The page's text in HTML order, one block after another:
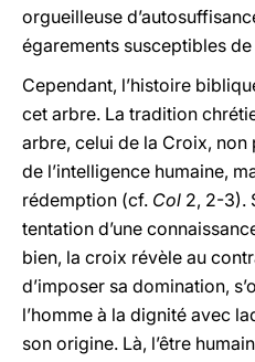
orgueilleuse
égarements susceptibles
Cependant, l’histoire
cet arbre. La tradition
arbre, celui de la Croix,
de l’intelligence humaine,
rédemption (cf. Col 2, 2-3).
tentation d’une
bien, la croix révèle au
d’imposer sa domination,
l’homme à la dignité avec
son origine. Là, l’être